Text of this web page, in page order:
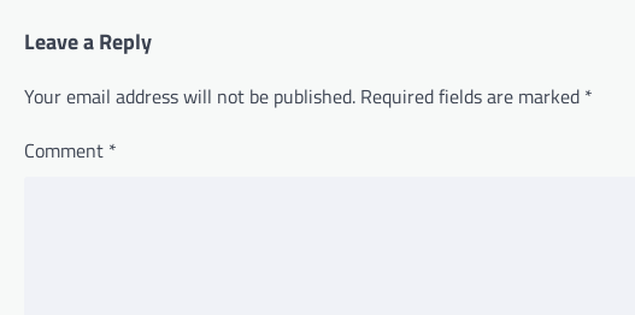
Leave a Reply
Your email address will not be published. Required fields are marked *
Comment *